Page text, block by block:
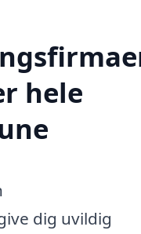
hele
dig uvildig